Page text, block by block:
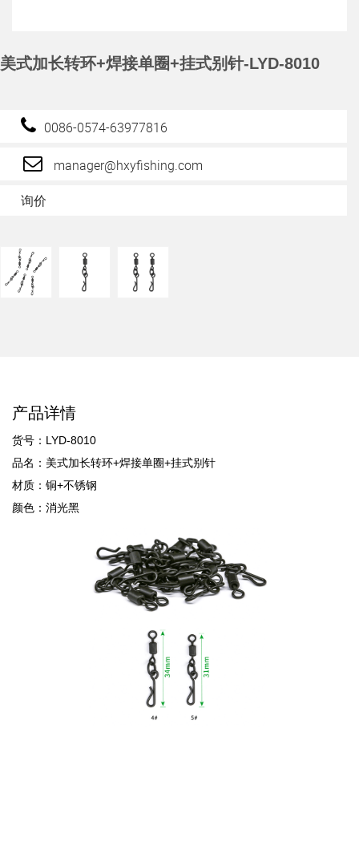
美式加长转环+焊接单圈+挂式别针-LYD-8010
0086-0574-63977816
manager@hxyfishing.com
询价
产品详情
货号：LYD-8010
品名：美式加长转环+焊接单圈+挂式别针
材质：铜+不锈钢
颜色：消光黑